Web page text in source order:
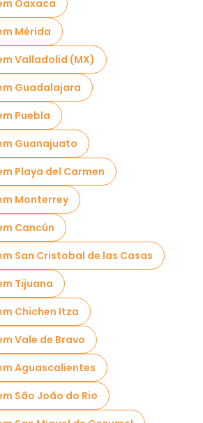
Oaxaca
Mérida
Valladolid (MX)
Guadalajara
Puebla
Guanajuato
Playa del Carmen
Monterrey
Cancún
San Cristobal de las Casas
Tijuana
Chichen Itza
Vale de Bravo
Aguascalientes
São João do Rio